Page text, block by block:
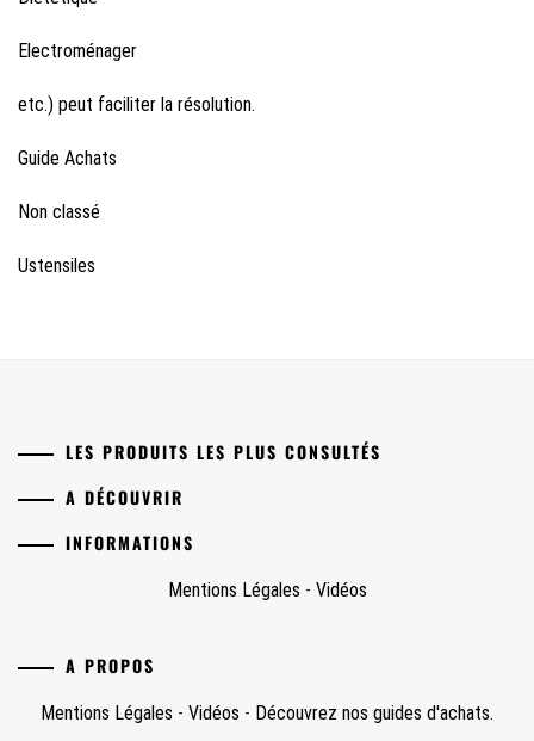
Electroménager
etc.) peut faciliter la résolution.
Guide Achats
Non classé
Ustensiles
LES PRODUITS LES PLUS CONSULTÉS
A DÉCOUVRIR
INFORMATIONS
Mentions Légales - Vidéos
A PROPOS
Mentions Légales - Vidéos - Découvrez nos guides d'achats.